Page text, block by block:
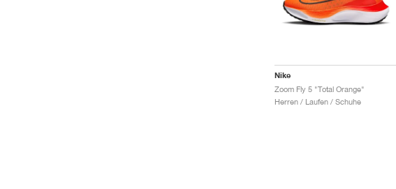
Nike
Zoom Fly 5 "Total Orange"
Herren / Laufen / Schuhe